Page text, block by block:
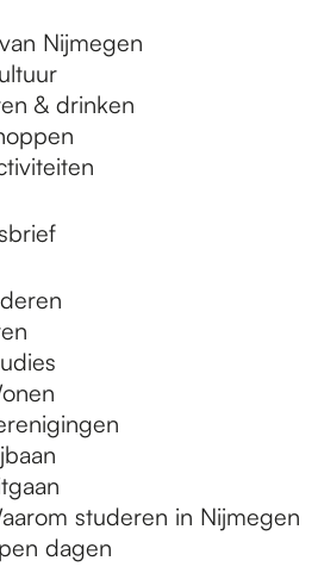
Nijmegen
& drinken
studeren in Nijmegen
dagen